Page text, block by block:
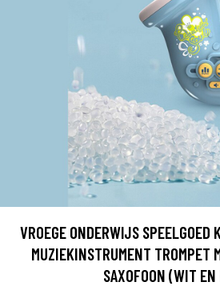
VROEGE ONDERWIJS SPEELGOED
MUZIEKINSTRUMENT TROMPET
SAXOFOON (WIT EN